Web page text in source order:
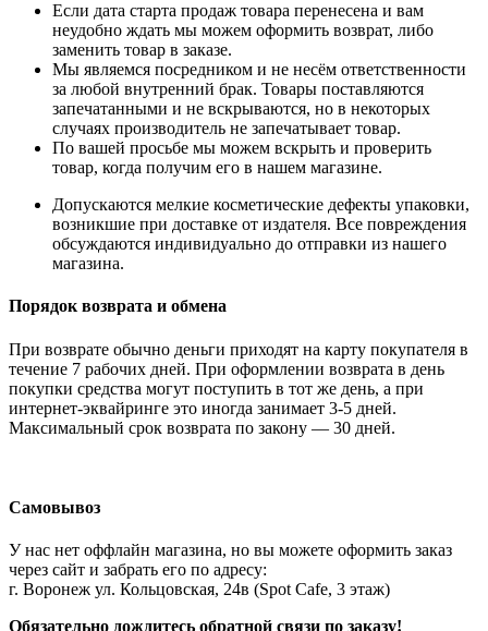
Если дата старта продаж товара перенесена и вам
неудобно ждать мы можем оформить возврат, либо
заменить товар в заказе.
Мы являемся посредником и не несём ответственности
за любой внутренний брак. Товары поставляются
запечатанными и не вскрываются, но в некоторых
случаях производитель не запечатывает товар.
По вашей просьбе мы можем вскрыть и проверить
товар, когда получим его в нашем магазине.
Допускаются мелкие косметические дефекты упаковки,
возникшие при доставке от издателя. Все повреждения
обсуждаются индивидуально до отправки из нашего
магазина.
Порядок возврата и обмена
При возврате обычно деньги приходят на карту покупателя в
течение 7 рабочих дней. При оформлении возврата в день
покупки средства могут поступить в тот же день, а при
интернет-эквайринге это иногда занимает 3-5 дней.
Максимальный срок возврата по закону — 30 дней.
Самовывоз
У нас нет оффлайн магазина, но вы можете оформить заказ
через сайт и забрать его по адресу:
г. Воронеж ул. Кольцовская, 24в (Spot Cafe, 3 этаж)
Обязательно дождитесь обратной связи по заказу!